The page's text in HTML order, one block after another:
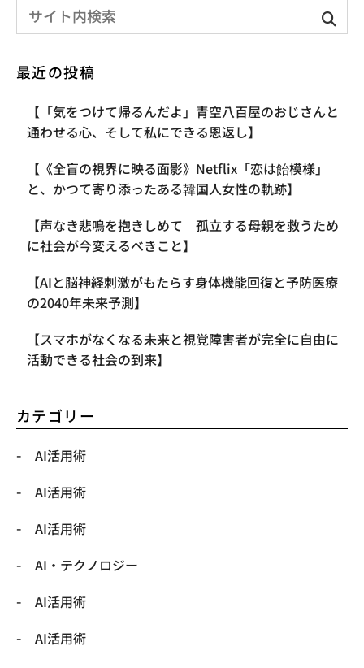
最近の投稿
【「気をつけて帰るんだよ」青空八百屋のおじさんと
通わせる心、そして私にできる恩返し】
【《全盲の視界に映る面影》Netflix「恋は飴模様」
と、かつて寄り添ったある韓国人女性の軌跡】
【声なき悲鳴を抱きしめて 孤立する母親を救うため
に社会が今変えるべきこと】
【AIと脳神経刺激がもたらす身体機能回復と予防医療
の2040年未来予測】
【スマホがなくなる未来と視覚障害者が完全に自由に
活動できる社会の到来】
カテゴリー
AI活用術
AI活用術
AI活用術
​AI・テクノロジー
​AI活用術
​AI活用術